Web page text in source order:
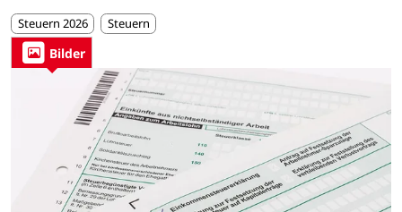
Steuern 2026 Steuern
Bilder